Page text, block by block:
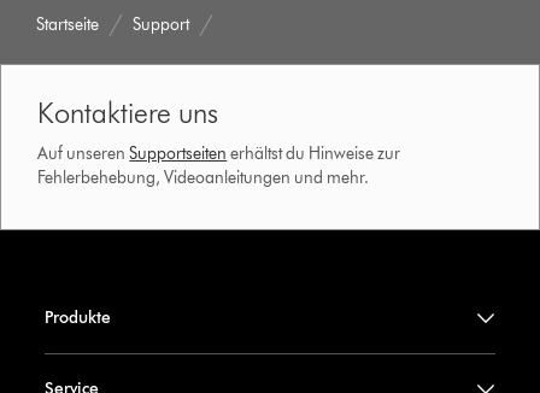
Startseite Support
Kontaktiere uns
Auf unserenSupportseiten erhältst du Hinweise zur
Fehlerbehebung, Videoanleitungen und mehr.
Produkte
Service